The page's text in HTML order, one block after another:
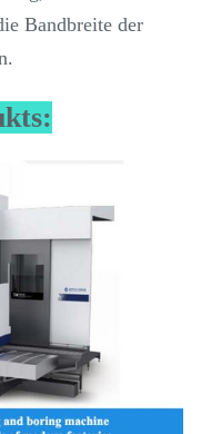
Bandbreite der